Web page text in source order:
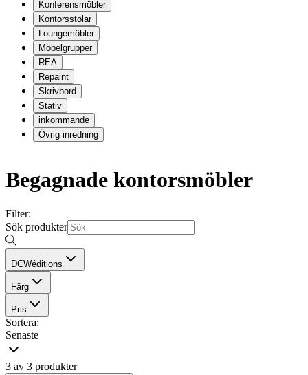
Konferensmöbler
Kontorsstolar
Loungemöbler
Möbelgrupper
REA
Repaint
Skrivbord
Stativ
inkommande
Övrig inredning
Begagnade kontorsmöbler
Filter:
Sök produkter
DCWéditions
Färg
Pris
Sortera:
Senaste
3 av 3 produkter